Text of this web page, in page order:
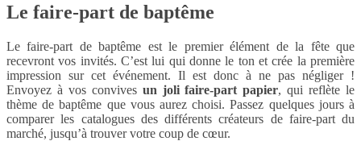
Le faire-part de baptême
Le faire-part de baptême est le premier élément de la fête que
recevront vos invités. C’est lui qui donne le ton et crée la première
impression sur cet événement. Il est donc à ne pas négliger !
Envoyez à vos convives un joli faire-part papier, qui reflète le
thème de baptême que vous aurez choisi. Passez quelques jours à
comparer les catalogues des différents créateurs de faire-part du
marché, jusqu’à trouver votre coup de cœur.